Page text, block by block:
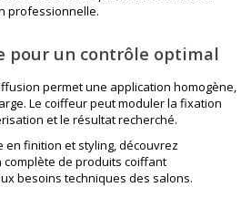
professionnelle.
pour un contrôle optimal
permet une application homogène,
Le coiffeur peut moduler la fixation
et le résultat recherché.
finition et styling, découvrez
de produits coiffant
besoins techniques des salons.